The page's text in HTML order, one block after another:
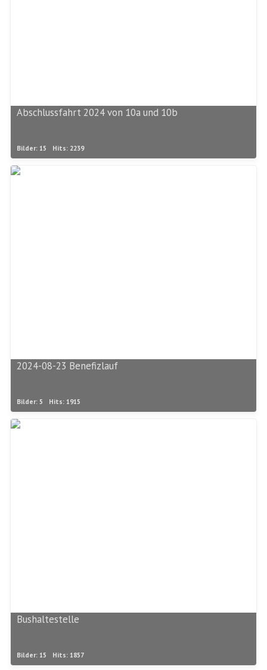
Abschlussfahrt 2024 von 10a und 10b
Bilder: 15 Hits: 2239
2024-08-23 Benefizlauf
Bilder: 5 Hits: 1915
Bushaltestelle
Bilder: 15 Hits: 1857